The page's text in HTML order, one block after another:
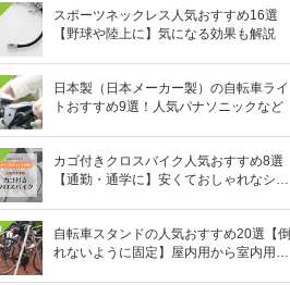
スポーツネックレス人気おすすめ16選
【野球や陸上に】気になる効果も解説
日本製（日本メーカー製）の自転車ライ
トおすすめ9選！人気パナソニックなど
カゴ付きクロスバイク人気おすすめ8選
【通勤・通学に】安くておしゃれなシテ
自転車スタンドの人気おすすめ20選【倒
れないように固定】屋内用から室内用ま